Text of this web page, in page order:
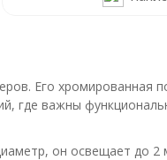
Его хромированная
где важны
он освещает до 2